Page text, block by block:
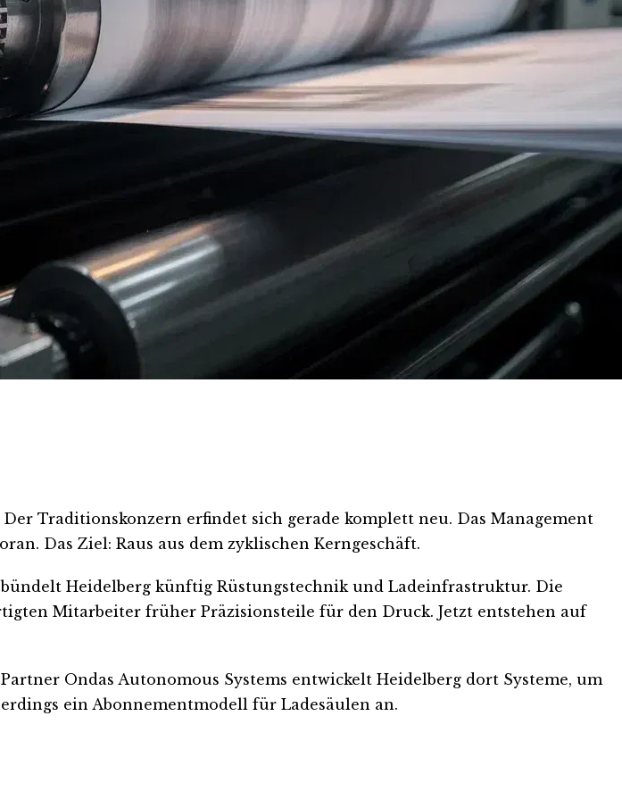
Traditionskonzern erfindet sich gerade komplett neu. Das Management
Das Ziel: Raus aus dem zyklischen Kerngeschäft.
Heidelberg künftig Rüstungstechnik und Ladeinfrastruktur. Die
Mitarbeiter früher Präzisionsteile für den Druck. Jetzt entstehen auf
Ondas Autonomous Systems entwickelt Heidelberg dort Systeme, um
ein Abonnementmodell für Ladesäulen an.